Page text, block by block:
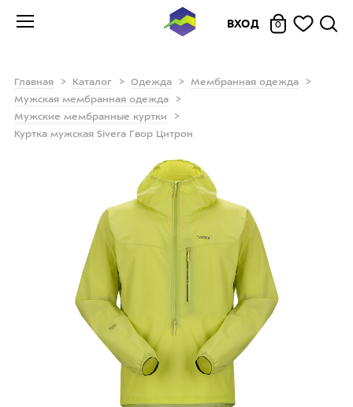
ВХОД 0
Главная Каталог Одежда
Мембранная одежда
Мужская мембранная одежда
Мужские мембранные куртки
Куртка мужская Sivera Гвор Цитрон